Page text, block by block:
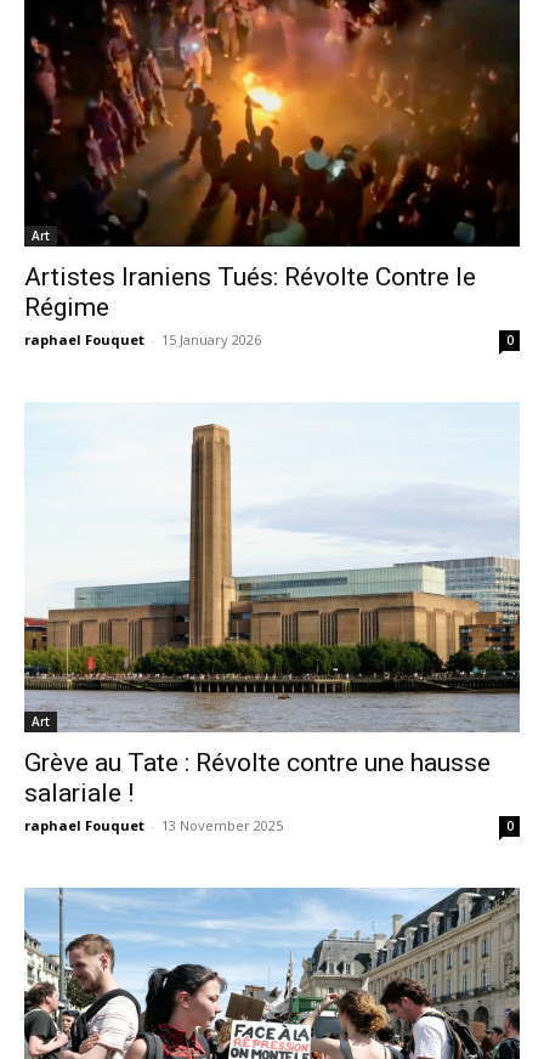
Art
Artistes Iraniens Tués: Révolte Contre le
Régime
raphael Fouquet - 15 January 2026 0
Art
Grève au Tate : Révolte contre une hausse
salariale !
raphael Fouquet - 13 November 2025 0